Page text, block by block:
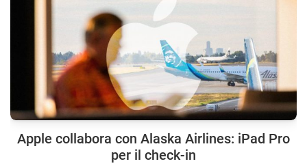
Apple collabora con Alaska Airlines: iPad Pro
per il check-in